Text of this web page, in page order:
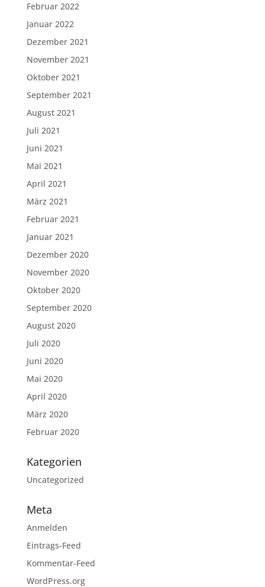
Februar 2022
Januar 2022
Dezember 2021
November 2021
Oktober 2021
September 2021
August 2021
Juli 2021
Juni 2021
Mai 2021
April 2021
März 2021
Februar 2021
Januar 2021
Dezember 2020
November 2020
Oktober 2020
September 2020
August 2020
Juli 2020
Juni 2020
Mai 2020
April 2020
März 2020
Februar 2020
Kategorien
Uncategorized
Meta
Anmelden
Eintrags-Feed
Kommentar-Feed
WordPress.org